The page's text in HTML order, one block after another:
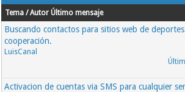
Tema / Autor Último mensaje
Buscando contactos para sitios web de
cooperación.
LuisCanal
Activacion de cuentas via SMS para cualquier